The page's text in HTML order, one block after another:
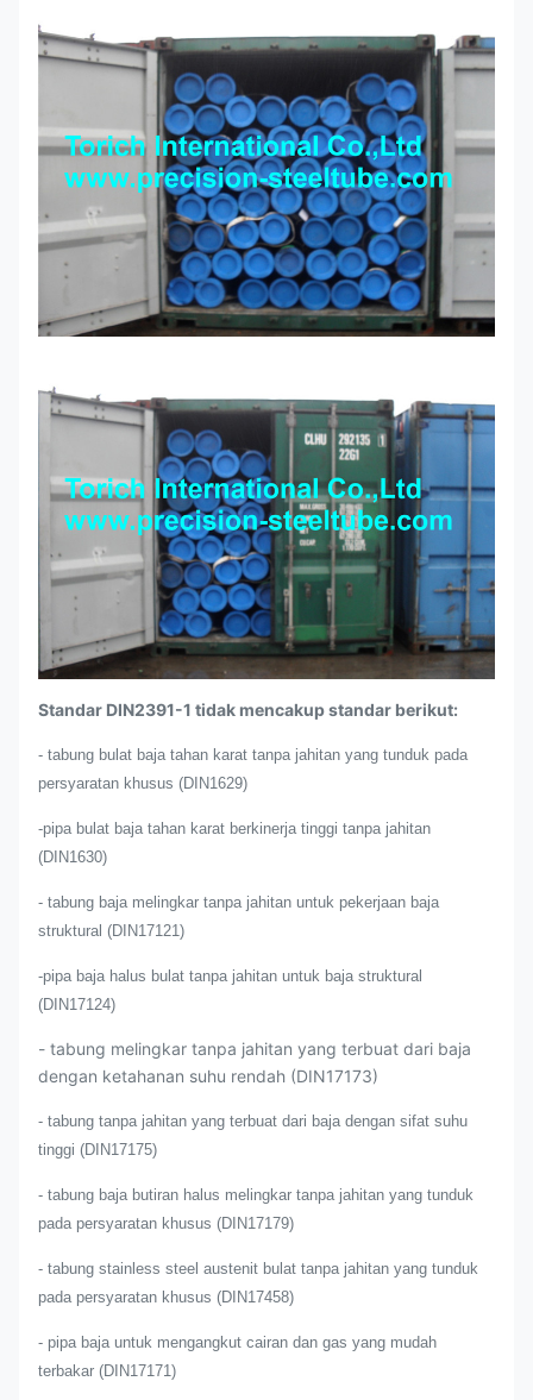
Standar DIN2391-1 tidak mencakup standar berikut:
- tabung bulat baja tahan karat tanpa jahitan yang tunduk pada
persyaratan khusus (DIN1629)
-pipa bulat baja tahan karat berkinerja tinggi tanpa jahitan
(DIN1630)
- tabung baja melingkar tanpa jahitan untuk pekerjaan baja
struktural (DIN17121)
-pipa baja halus bulat tanpa jahitan untuk baja struktural
(DIN17124)
- tabung melingkar tanpa jahitan yang terbuat dari baja
dengan ketahanan suhu rendah (DIN17173)
- tabung tanpa jahitan yang terbuat dari baja dengan sifat suhu
tinggi (DIN17175)
- tabung baja butiran halus melingkar tanpa jahitan yang tunduk
pada persyaratan khusus (DIN17179)
- tabung stainless steel austenit bulat tanpa jahitan yang tunduk
pada persyaratan khusus (DIN17458)
- pipa baja untuk mengangkut cairan dan gas yang mudah
terbakar (DIN17171)